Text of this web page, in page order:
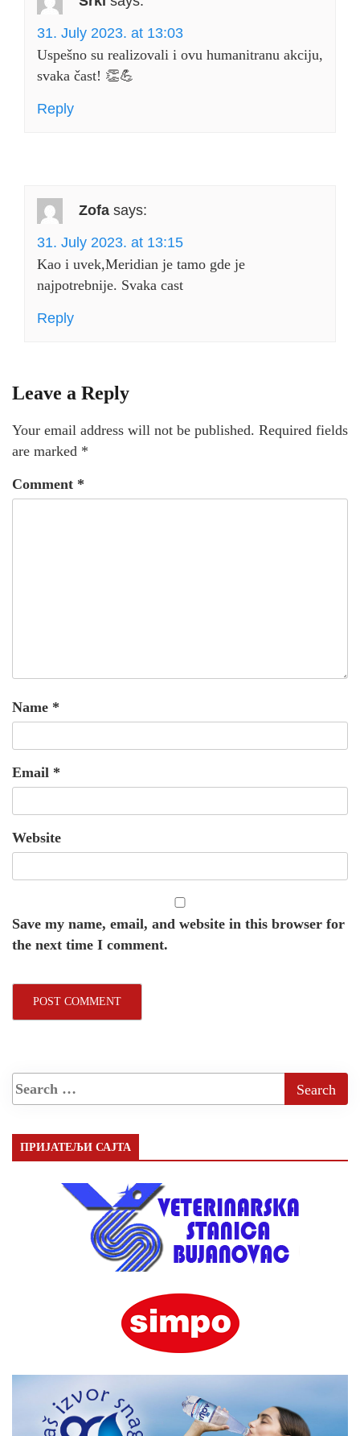
31. July 2023. at 13:03
Uspešno su realizovali i ovu humanitranu akciju,
svaka čast! 👏💪
Reply
Zofa says:
31. July 2023. at 13:15
Kao i uvek,Meridian je tamo gde je
najpotrebnije. Svaka cast
Reply
Leave a Reply
Your email address will not be published. Required fields
are marked *
Comment *
Name *
Email *
Website
Save my name, email, and website in this browser for
the next time I comment.
ПРИЈАТЕЉИ САЈТА